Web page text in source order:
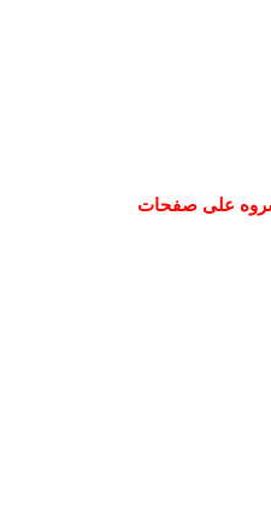
تنشروه على صفحات